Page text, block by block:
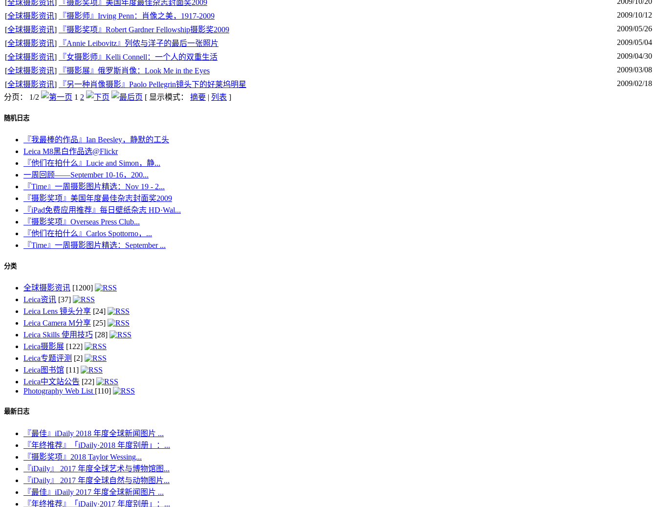
[全球摄影资讯] 『摄影奖项』美国年度最佳杂志封面奖2009
[全球摄影资讯] 『摄影师』Irving Penn：肖像之美，1917-2009
2009/10/12
[全球摄影资讯] 『摄影奖项』Robert Gardner Fellowship摄影奖2009
2009/05/26
[全球摄影资讯] 『Annie Leibovitz』列侬与洋子的最后一张照片
2009/05/04
[全球摄影资讯] 『女摄影师』Kelli Connell：一个人的双重生活
2009/04/30
[全球摄影资讯] 『摄影展』俄罗斯肖像：Look Me in the Eyes
2009/03/08
[全球摄影资讯] 『另一种肖像摄影』Paolo Pellegrin镜头下的好莱坞明星
2009/02/18
分页： 1/2
1 2 [ 显示模式： 摘要 | 列表 ]
随机日志
『我最棒的作品』Ian Beesley，静默的工头
Leica M8黑白作品选@Flickr
『他们在拍什么』Lucie and Simon，静...
一周回顾——September 10-16，200...
『Time』一周摄影图片精选：Nov 19 - 2...
『摄影奖项』美国年度最佳杂志封面奖2009
『iPad免费应用推荐』每日壁纸杂志 HD·Wal...
『摄影奖项』Overseas Press Club...
『他们在拍什么』Carlos Spottorno，...
『Time』一周摄影图片精选：September ...
分类
全球摄影资讯 [1200]
Leica资讯 [37]
Leica Lens 镜头分享 [24]
Leica Camera M分享 [25]
Leica Skills 使用技巧 [28]
Leica摄影展 [122]
Leica专题评测 [2]
Leica图书馆 [11]
Leica中文站公告 [22]
Photography Web List [110]
最新日志
『最佳』iDaily 2018 年度全球新闻图片 ...
『年终推荐』「iDaily·2018 年度别册」：...
『摄影奖项』2018 Taylor Wessing...
『iDaily』 2017 年度全球艺术与博物馆图...
『iDaily』 2017 年度全球自然与动物图片...
『最佳』iDaily 2017 年度全球新闻图片 ...
『年终推荐』「iDaily·2017 年度别册」：...